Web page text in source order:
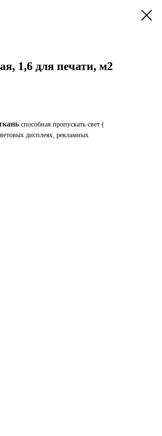
1,6 для печати, м2
способная пропускать свет (
дисплеях, рекламных